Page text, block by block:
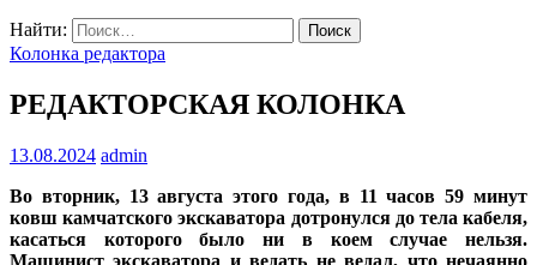
«ВЕСТИ»)
Найти:
Колонка редактора
РЕДАКТОРСКАЯ КОЛОНКА
13.08.2024 admin
Во вторник, 13 августа этого года, в 11 часов 59 минут
ковш камчатского экскаватора дотронулся до тела кабеля,
касаться которого было ни в коем случае нельзя.
Машинист экскаватора и ведать не ведал, что нечаянно